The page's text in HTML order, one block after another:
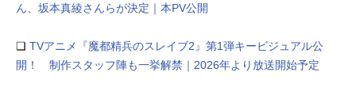
ん、坂本真綾さんらが決定｜本PV公開
❏ TVアニメ『魔都精兵のスレイブ2』第1弾キービジュアル公
開！ 制作スタッフ陣も一挙解禁｜2026年より放送開始予定